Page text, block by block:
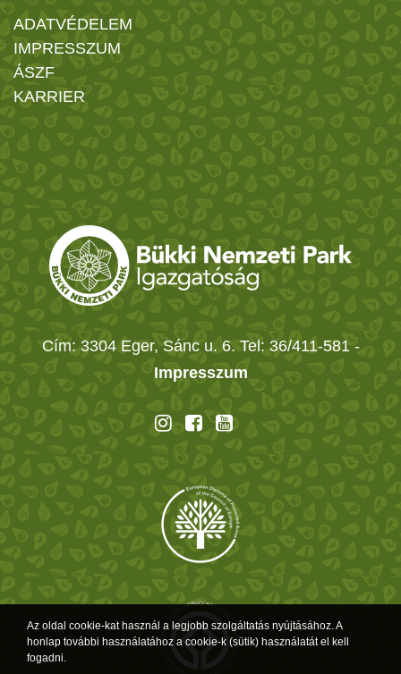
ADATVÉDELEM
IMPRESSZUM
ÁSZF
KARRIER
Cím: 3304 Eger, Sánc u. 6. Tel: 36/411-581 -
Impresszum
Az oldal cookie-kat használ a legjobb szolgáltatás nyújtásához. A
honlap további használatához a cookie-k (sütik) használatát el kell
fogadni.